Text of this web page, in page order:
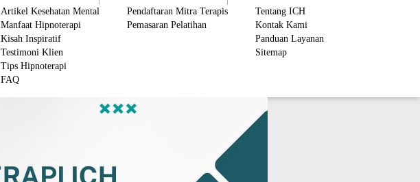
Artikel Kesehatan Mental
Manfaat Hipnoterapi
Kisah Inspiratif
Testimoni Klien
Tips Hipnoterapi
FAQ
Pendaftaran Mitra Terapis
Pemasaran Pelatihan
Tentang ICH
Kontak Kami
Panduan Layanan
Sitemap